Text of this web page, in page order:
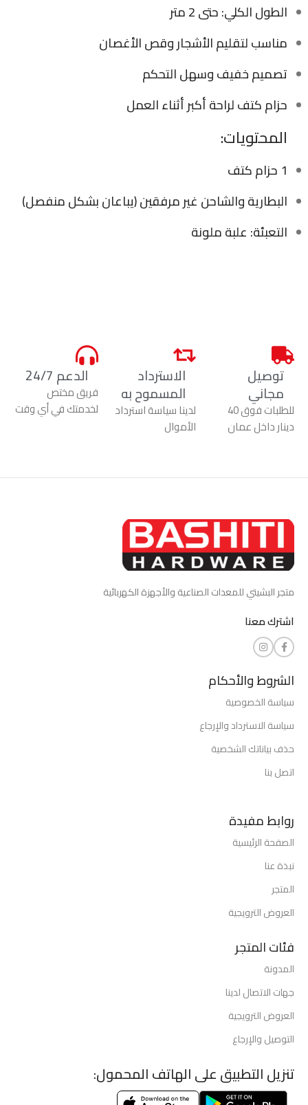
الطول الكلي: حتى 2 متر
مناسب لتقليم الأشجار وقص الأغصان
تصميم خفيف وسهل التحكم
حزام كتف لراحة أكبر أثناء العمل
المحتويات:
1 حزام كتف
البطارية والشاحن غير مرفقين (يباعان بشكل منفصل)
التعبئة: علبة ملونة
توصيل
مجاني
للطلبات فوق 40
دينار داخل عمان
الاسترداد
المسموح به
لدينا سياسة استرداد
الأموال
الدعم 24/7
فريق مختص
لخدمتك في أي وقت
متجر البشيتي للمعدات الصناعية والأجهزة الكهربائية
اشترك معنا
الشروط والأحكام
سياسة الخصوصية
سياسة الاسترداد والإرجاع
حذف بياناتك الشخصية
اتصل بنا
روابط مفيدة
الصفحة الرئيسية
نبذة عنا
المتجر
العروض الترويجية
فئات المتجر
المدونة
جهات الاتصال لدينا
العروض الترويجية
التوصيل والإرجاع
تنزيل التطبيق على الهاتف المحمول: